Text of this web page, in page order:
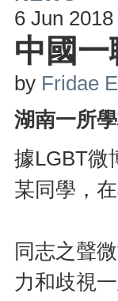
6 Jun 2018
中國
by Fridae
湖南一所
據LGBT微
某同學，
同志之聲
力和歧視